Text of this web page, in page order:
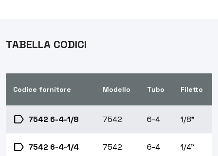
TABELLA CODICI
Codice fornitore Modello Tubo Filetto
label 7542 6-4-1/8 7542 6-4 1/8"
label 7542 6-4-1/4 7542 6-4 1/4"